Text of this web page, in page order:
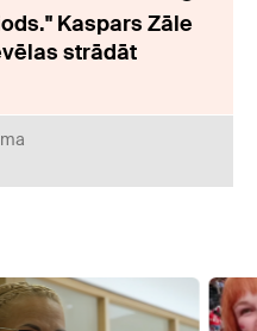
Kaspars Zāle
strādāt